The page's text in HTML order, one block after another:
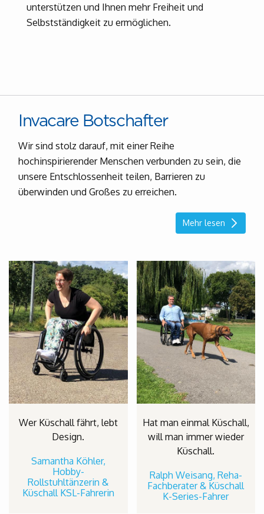
unterstützen und Ihnen mehr Freiheit und
Selbstständigkeit zu ermöglichen.
Invacare Botschafter
Wir sind stolz darauf, mit einer Reihe
hochinspirierender Menschen verbunden zu sein, die
unsere Entschlossenheit teilen, Barrieren zu
überwinden und Großes zu erreichen.
Mehr lesen
Wer Küschall fährt, lebt
Design.
Samantha Köhler,
Hobby-
Rollstuhltänzerin &
Küschall KSL-Fahrerin
Hat man einmal Küschall,
will man immer wieder
Küschall.
Ralph Weisang, Reha-
Fachberater & Küschall
K-Series-Fahrer